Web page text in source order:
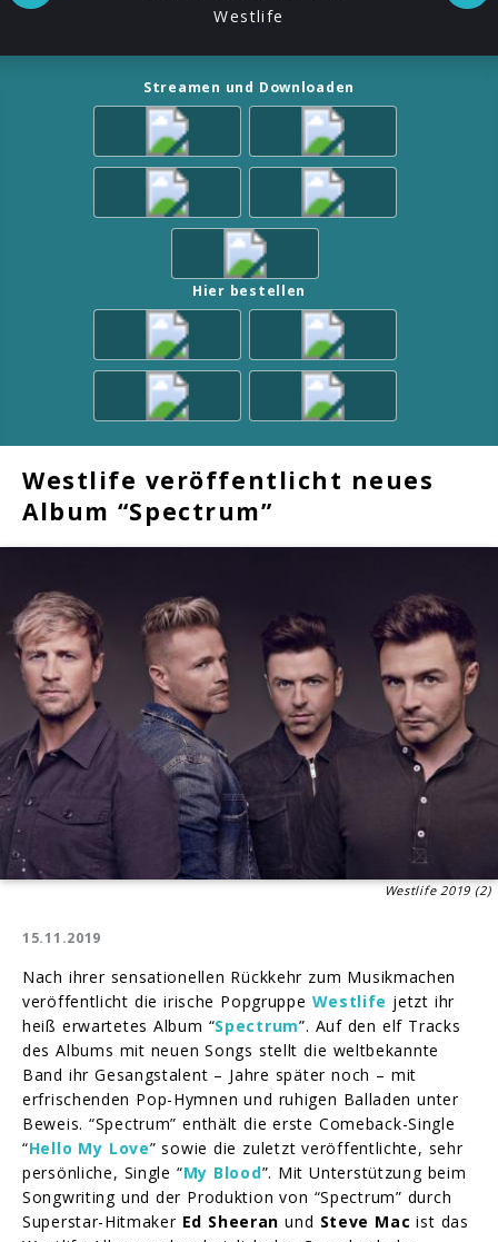
Westlife
Streamen und Downloaden
Hier bestellen
Westlife veröffentlicht neues
Album “Spectrum”
Westlife 2019 (2)
15.11.2019
Nach ihrer sensationellen Rückkehr zum Musikmachen
veröffentlicht die irische Popgruppe Westlife jetzt ihr
heiß erwartetes Album “Spectrum”. Auf den elf Tracks
des Albums mit neuen Songs stellt die weltbekannte
Band ihr Gesangstalent – Jahre später noch – mit
erfrischenden Pop-Hymnen und ruhigen Balladen unter
Beweis. “Spectrum” enthält die erste Comeback-Single
“Hello My Love” sowie die zuletzt veröffentlichte, sehr
persönliche, Single “My Blood”. Mit Unterstützung beim
Songwriting und der Produktion von “Spectrum” durch
Superstar-Hitmaker Ed Sheeranund Steve Mac ist das